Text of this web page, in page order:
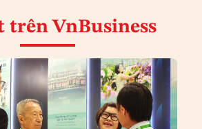
trên VnBusiness